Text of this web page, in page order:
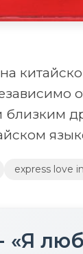
express love
«Я